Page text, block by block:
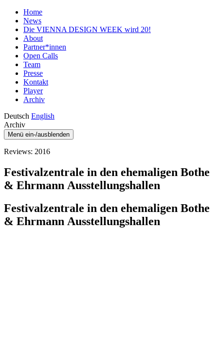
Home
News
Die VIENNA DESIGN WEEK wird 20!
About
Partner*innen
Open Calls
Team
Presse
Kontakt
Player
Archiv
Deutsch English
Archiv
Menü ein-/ausblenden
Reviews: 2016
Festivalzentrale in den ehemaligen Bothe
& Ehrmann Ausstellungshallen
Festivalzentrale in den ehemaligen Bothe
& Ehrmann Ausstellungshallen